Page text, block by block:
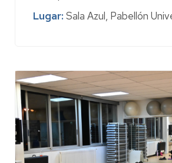
Lugar: Sala Azul, Pabellón